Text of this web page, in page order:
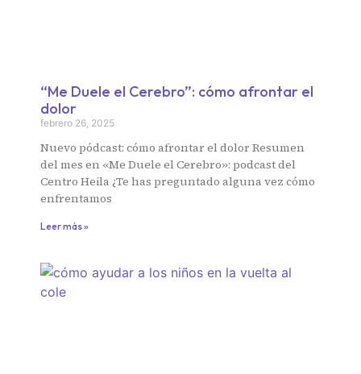
“Me Duele el Cerebro”: cómo afrontar el
dolor
febrero 26, 2025
Nuevo pódcast: cómo afrontar el dolor Resumen
del mes en «Me Duele el Cerebro»: podcast del
Centro Heila ¿Te has preguntado alguna vez cómo
enfrentamos
Leer más »